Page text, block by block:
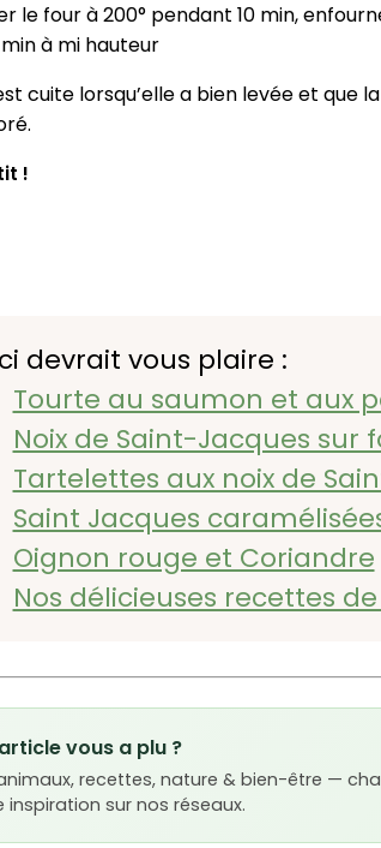
le four à 200° pendant 10 min,
à mi hauteur
cuite lorsqu’elle a bien levée et que
!
devrait vous plaire :
Tourte au saumon et aux
Noix de Saint-Jacques sur
Tartelettes aux noix de
Saint Jacques
Oignon rouge et Coriandre
Nos délicieuses recettes
vous a plu ?
recettes, nature & bien-être —
inspiration sur nos réseaux.